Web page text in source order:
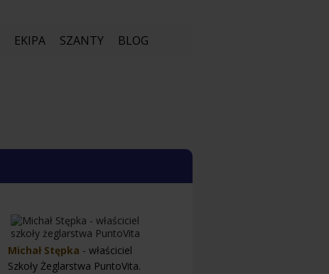
EKIPA SZANTY BLOG
Michał Stępka - właściciel
Szkoły Żeglarstwa PuntoVita.